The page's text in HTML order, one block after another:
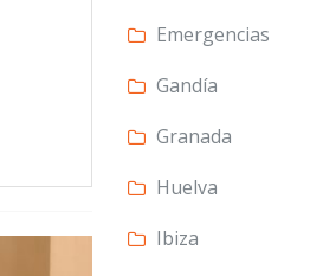
Emergencias
Gandía
Granada
Huelva
Ibiza